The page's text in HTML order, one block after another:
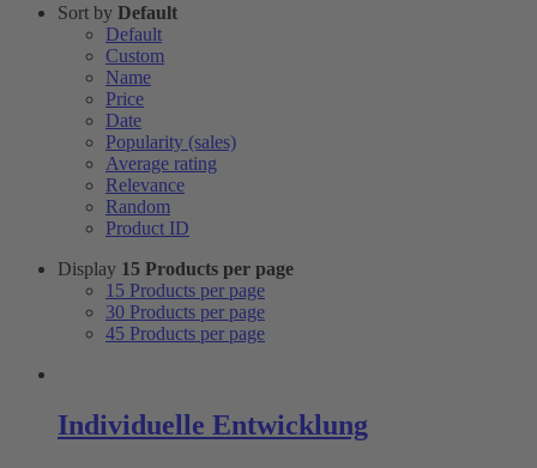
Sort by Default
Default
Custom
Name
Price
Date
Popularity (sales)
Average rating
Relevance
Random
Product ID
Display 15 Products per page
15 Products per page
30 Products per page
45 Products per page
Individuelle Entwicklung